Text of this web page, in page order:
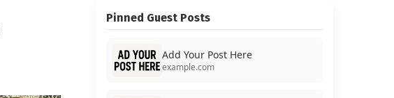
Pinned Guest Posts
Add Your Post Here
example.com